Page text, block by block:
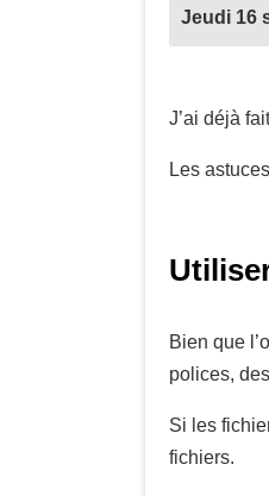
Jeudi 16
J’ai déjà
Les
Bien que
polices,
Si les
fichiers.